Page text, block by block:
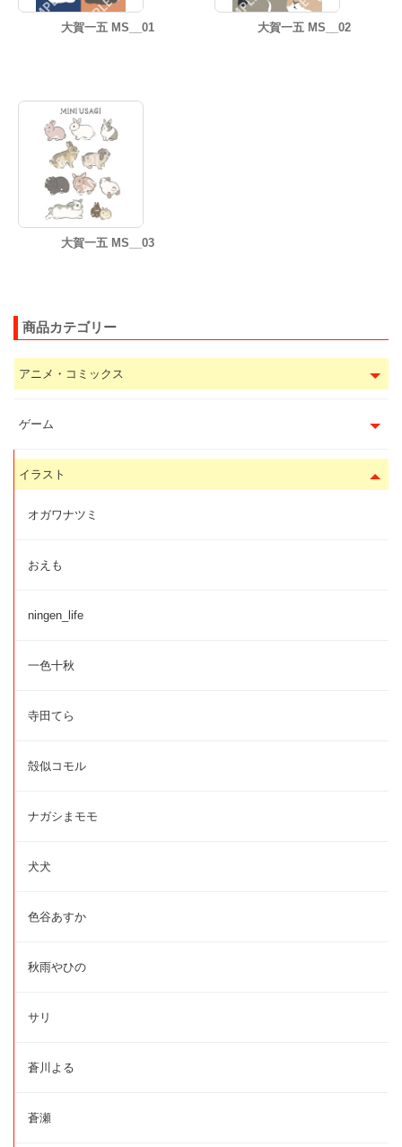
大賀一五 MS__01 大賀一五 MS__02
大賀一五 MS__03
商品カテゴリー
アニメ・コミックス
ゲーム
イラスト
オガワナツミ
おえも
ningen_life
一色十秋
寺田てら
殻似コモル
ナガシまモモ
犬犬
色谷あすか
秋雨やひの
サリ
蒼川よる
蒼瀬